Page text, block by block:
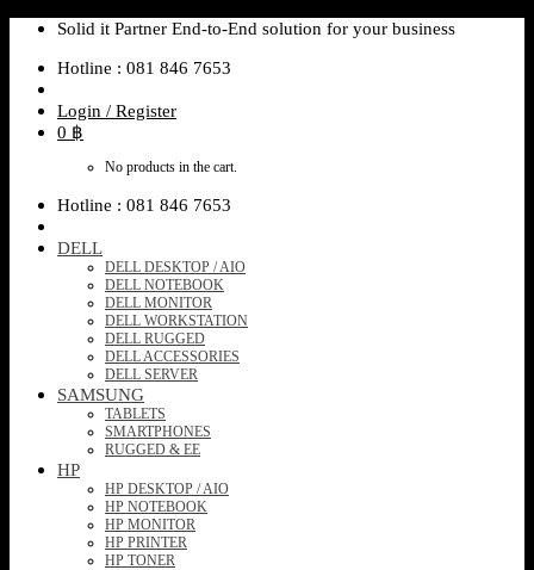
Skip
content
Solid it Partner End-to-End solution for your business
Hotline : 081 846 7653
Login / Register
0 ฿
No products in the cart.
Hotline : 081 846 7653
DELL
DELL DESKTOP / AIO
DELL NOTEBOOK
DELL MONITOR
DELL WORKSTATION
DELL RUGGED
DELL ACCESSORIES
DELL SERVER
SAMSUNG
TABLETS
SMARTPHONES
RUGGED & EE
HP
HP DESKTOP / AIO
HP NOTEBOOK
HP MONITOR
HP PRINTER
HP TONER